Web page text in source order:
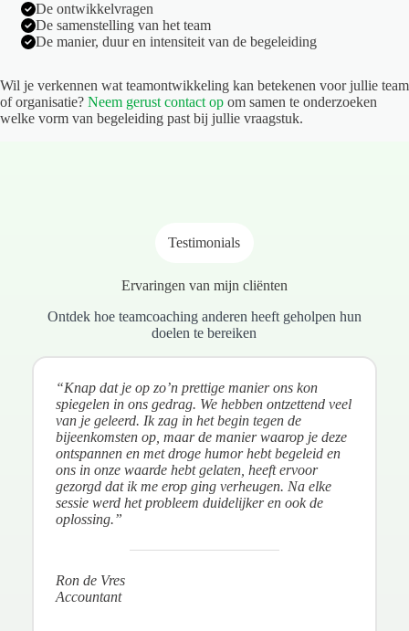
De ontwikkelvragen
De samenstelling van het team
De manier, duur en intensiteit van de begeleiding
Wil je verkennen wat teamontwikkeling kan betekenen voor jullie team
of organisatie? Neem gerust contact op om samen te onderzoeken
welke vorm van begeleiding past bij jullie vraagstuk.
Testimonials
Ervaringen van mijn cliënten
Ontdek hoe teamcoaching anderen heeft geholpen hun
doelen te bereiken
“Knap dat je op zo’n prettige manier ons kon
spiegelen in ons gedrag. We hebben ontzettend veel
van je geleerd. Ik zag in het begin tegen de
bijeenkomsten op, maar de manier waarop je deze
ontspannen en met droge humor hebt begeleid en
ons in onze waarde hebt gelaten, heeft ervoor
gezorgd dat ik me erop ging verheugen. Na elke
sessie werd het probleem duidelijker en ook de
oplossing.”
Ron de Vres
Accountant